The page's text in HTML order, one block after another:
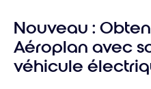
Nouveau :
Aéroplan avec
véhicule